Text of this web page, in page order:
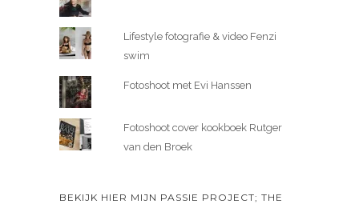
Lifestyle fotografie & video Fenzi
swim
Fotoshoot met Evi Hanssen
Fotoshoot cover kookboek Rutger
van den Broek
BEKIJK HIER MIJN PASSIE PROJECT; THE